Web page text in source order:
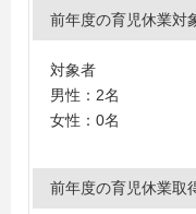
前年度の育児休業対
対象者
男性：2名
女性：0名
前年度の育児休業取